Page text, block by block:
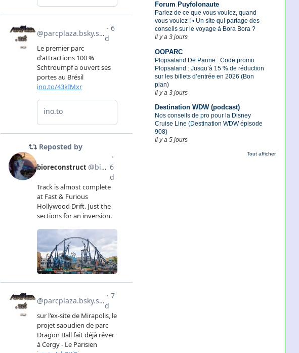
Forum Puyfolonaute
Parlez de ce que vous voulez, quand
vous voulez ! • Un site qui partage des
conseils sur le voyage à Bora Bora ?
Il y a 3 jours
OOPARC
Plopsaland De Panne : Code promo
Plopsaland : Jusqu’à 15 % de réduction
sur les billets d’entrée en 2026 (Bon
plan)
Il y a 3 jours
Destination WDW (podcast)
Nos conseils de pro pour la Disney
Cruise Line (Destination WDW épisode
908)
Il y a 5 jours
Tout afficher